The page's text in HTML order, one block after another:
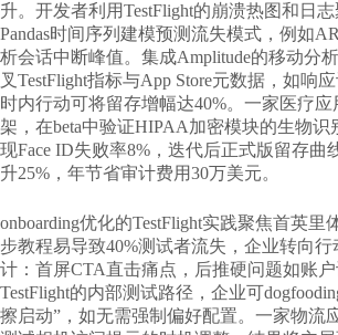
升。开发者利用TestFlight的崩溃热图和日
Pandas时间序列建模预测流失模式，例如
析会话中断峰值。集成Amplitude的移动分
叉TestFlight指标与App Store元数据，如响
时内行动可将留存增幅达40%。一家医疗
架，在beta中验证HIPAA加密模块的生物识
现Face ID失败率8%，迭代后正式版留存曲
升25%，年节省审计费用30万美元。
onboarding优化的TestFlight实践聚焦首英里
步教程易导致40%测试者流失，企业转向行
计：首屏CTA直击痛点，后推硬问题如账
TestFlight的内部测试路径，企业可
擦启动”，如无需强制偏好配置。一家物流